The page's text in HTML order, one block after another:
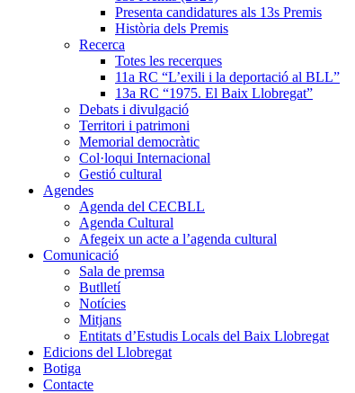
Presenta candidatures als 13s Premis
Història dels Premis
Recerca
Totes les recerques
11a RC “L’exili i la deportació al BLL”
13a RC “1975. El Baix Llobregat”
Debats i divulgació
Territori i patrimoni
Memorial democràtic
Col·loqui Internacional
Gestió cultural
Agendes
Agenda del CECBLL
Agenda Cultural
Afegeix un acte a l’agenda cultural
Comunicació
Sala de premsa
Butlletí
Notícies
Mitjans
Entitats d’Estudis Locals del Baix Llobregat
Edicions del Llobregat
Botiga
Contacte